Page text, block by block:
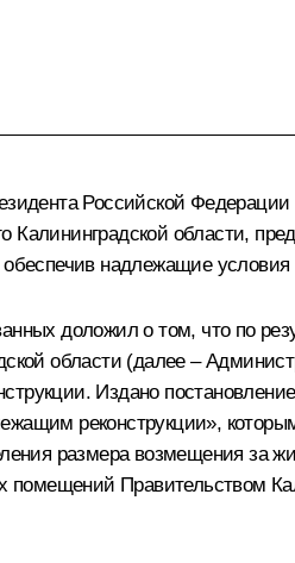
Российской
области,
надлежащие
доложил о том, что по
области (далее –
Издано
реконструкции»,
размера возмещения
Правительством